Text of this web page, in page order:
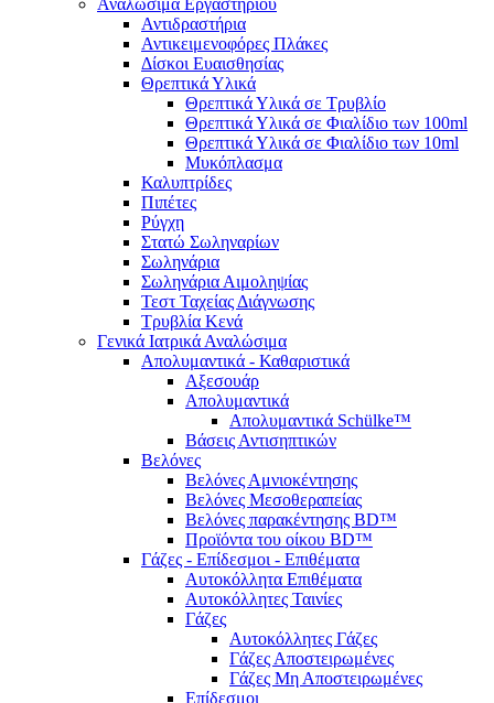
Αναλώσιμα Εργαστηρίου
Αντιδραστήρια
Αντικειμενοφόρες Πλάκες
Δίσκοι Ευαισθησίας
Θρεπτικά Υλικά
Θρεπτικά Υλικά σε Τρυβλίο
Θρεπτικά Υλικά σε Φιαλίδιο των 100ml
Θρεπτικά Υλικά σε Φιαλίδιο των 10ml
Μυκόπλασμα
Καλυπτρίδες
Πιπέτες
Ρύγχη
Στατώ Σωληναρίων
Σωληνάρια
Σωληνάρια Αιμοληψίας
Τεστ Ταχείας Διάγνωσης
Τρυβλία Κενά
Γενικά Ιατρικά Αναλώσιμα
Απολυμαντικά - Καθαριστικά
Αξεσουάρ
Απολυμαντικά
Απολυμαντικά Schülke™
Βάσεις Αντισηπτικών
Βελόνες
Βελόνες Αμνιοκέντησης
Βελόνες Μεσοθεραπείας
Βελόνες παρακέντησης BD™
Προϊόντα του οίκου BD™
Γάζες - Επίδεσμοι - Επιθέματα
Αυτοκόλλητα Επιθέματα
Αυτοκόλλητες Ταινίες
Γάζες
Αυτοκόλλητες Γάζες
Γάζες Αποστειρωμένες
Γάζες Μη Αποστειρωμένες
Επίδεσμοι